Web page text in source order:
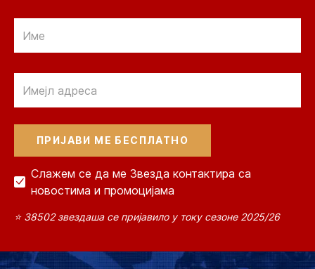
Слажем се да ме Звезда контактира са
новостима и промоцијама
⭐ 38502 звездаша се пријавило у току сезоне 2025/26